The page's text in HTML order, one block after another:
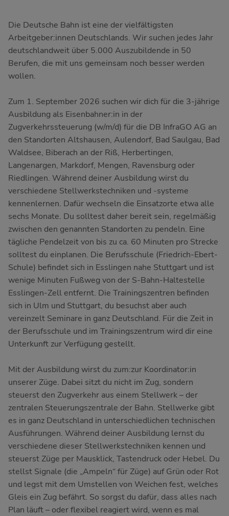
Die Deutsche Bahn ist eine der vielfältigsten
Arbeitgeber:innen Deutschlands. Wir suchen jedes Jahr
deutschlandweit über 5.000 Auszubildende in 50
Berufen, die mit uns gemeinsam noch besser werden
wollen.
Zum 1. September 2026 suchen wir dich für die 3-jährige
Ausbildung als Eisenbahner:in in der
Zugverkehrssteuerung (w/m/d) für die DB InfraGO AG an
den Standorten Altshausen, Aulendorf, Bad Saulgau, Bad
Waldsee, Biberach an der Riß, Herbertingen,
Langenargen, Markdorf, Mengen, Ravensburg oder
Riedlingen. Während deiner Ausbildung wirst du
verschiedene Stellwerkstechniken und -systeme
kennenlernen. Dafür wechseln die Einsatzorte etwa alle
sechs Monate. Du solltest daher bereit sein, regelmäßig
zwischen den genannten Standorten zu pendeln. Eine
tägliche Pendelzeit von bis zu ca. 60 Minuten pro Strecke
solltest du einplanen. Die Berufsschule (Friedrich-Ebert-
Schule) befindet sich in Esslingen nahe Stuttgart und ist
wenige Minuten Fußweg von der S-Bahn-Haltestelle
Esslingen-Zell entfernt. Die Trainingszentren befinden
sich in Ulm und Stuttgart, du besuchst aber auch
vereinzelt Seminare in ganz Deutschland. Für die Zeit in
der Berufsschule und im Trainingszentrum wird dir eine
Unterkunft zur Verfügung gestellt.
Mit der Ausbildung wirst du zum:zur Koordinator:in
unserer Züge. Dabei sitzt du nicht im Zug, sondern
steuerst den Zugverkehr aus einem Stellwerk – der
zentralen Steuerungszentrale der Bahn. Stellwerke gibt
es in ganz Deutschland in unterschiedlichen technischen
Ausführungen. Während deiner Ausbildung lernst du
verschiedene dieser Stellwerkstechniken kennen und
steuerst Züge per Mausklick, Tastendruck oder Hebel. Du
stellst Signale (die „Ampeln“ für Züge) auf Grün oder Rot
und legst mit dem Umstellen von Weichen fest, welches
Gleis ein Zug befährt. So sorgst du dafür, dass alles nach
Plan läuft – oder flexibel reagiert wird, wenn es mal